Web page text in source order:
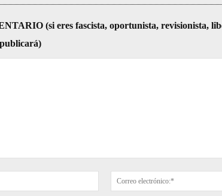
(si eres fascista, oportunista, revisionista,
Nombre:*